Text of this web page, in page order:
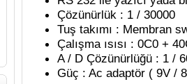
Çözünürlük : 1 / 30000
Tuş takımı : Membran
Çalışma ısısı : 0C0 +
A / D Çözünürlüğü : 1 /
Güç : Ac adaptör ( 9V /